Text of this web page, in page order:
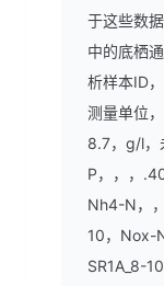
于这些数
中的底栖
析样本ID
测量单位
8.7，g/l，
P，，，
Nh4-N，
10，Nox-
SR1A_8-